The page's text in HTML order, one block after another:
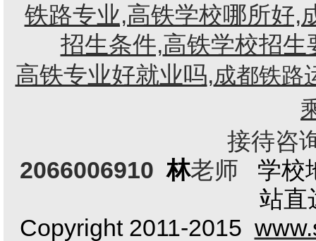
铁路专业,高铁学校哪所好,
招生条件,高铁学校招生
高铁专业好就业吗,成都铁路
接待咨询电
2066006910林老师 学校
站直
Copyright 2011-2015